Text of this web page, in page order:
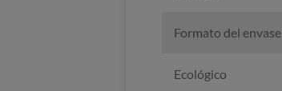
Formato del envase
Ecológico